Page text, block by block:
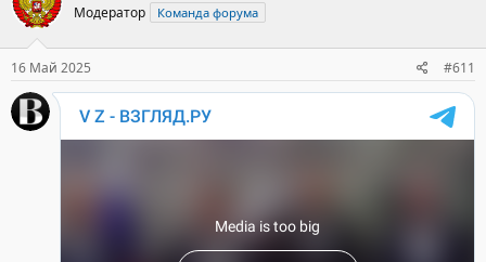
Модератор Команда форума
16 Май 2025 #611